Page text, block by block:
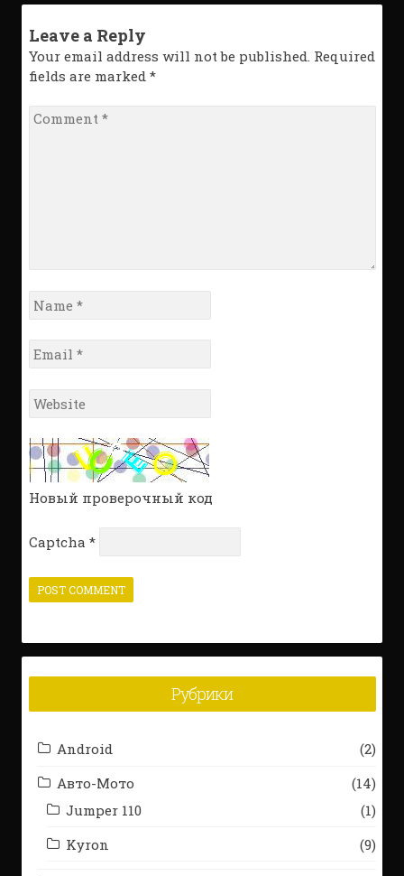
Leave a Reply
Your email address will not be published. Required
fields are marked *
Comment
Name
*
Email
*
Website
*
Новый проверочный код
Captcha *
Рубрики
Android
(2)
Авто-Мото
(14)
Jumper 110
(1)
Kyron
(9)